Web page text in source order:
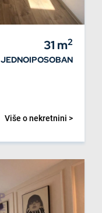
31 m2
JEDNOIPOSOBAN
Više o nekretnini >